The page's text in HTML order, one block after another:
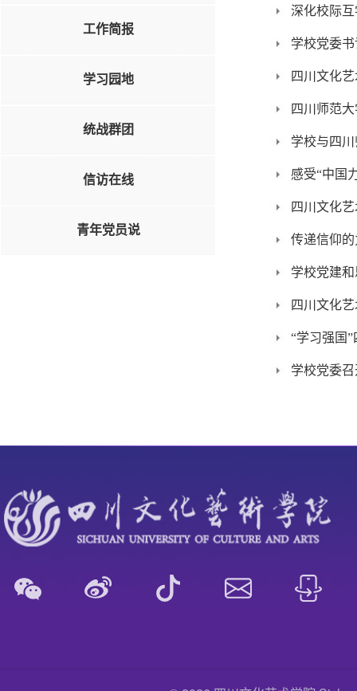
工作简报
学习园地
统战群团
信访在线
青年党员说
深化校际
学校党委
四川文化
四川师范
学校与四
感受“中国
四川文化
传递信仰
学校党建
四川文化
“学习强国
学校党委